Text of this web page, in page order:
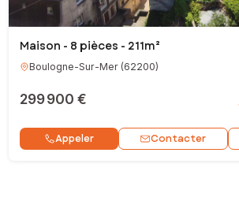
Maison - 8 pièces - 211m²
Boulogne-Sur-Mer(62200)
299 900 €
Appeler Contacter